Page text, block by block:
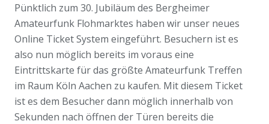
Pünktlich zum 30. Jubiläum des Bergheimer
Amateurfunk Flohmarktes haben wir unser neues
Online Ticket System eingeführt. Besuchern ist es
also nun möglich bereits im voraus eine
Eintrittskarte für das größte Amateurfunk Treffen
im Raum Köln Aachen zu kaufen. Mit diesem Ticket
ist es dem Besucher dann möglich innerhalb von
Sekunden nach öffnen der Türen bereits die